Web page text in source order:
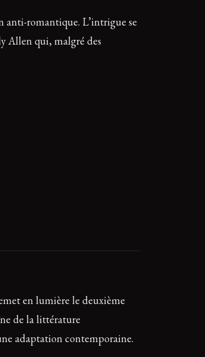
anti-romantique. L’intrigue se
Allen qui, malgré des
en lumière le deuxième
de la littérature
adaptation contemporaine.